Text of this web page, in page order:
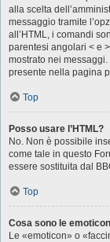
alla scelta
messaggio tramite
all’HTML, i comandi
parentesi angolari < e
mostrato nei
presente nella pagina
Top
Posso usare l’HTML?
No. Non è possibile
come tale in questo
essere sostituita dal
Top
Cosa sono le
Le «emoticon» o